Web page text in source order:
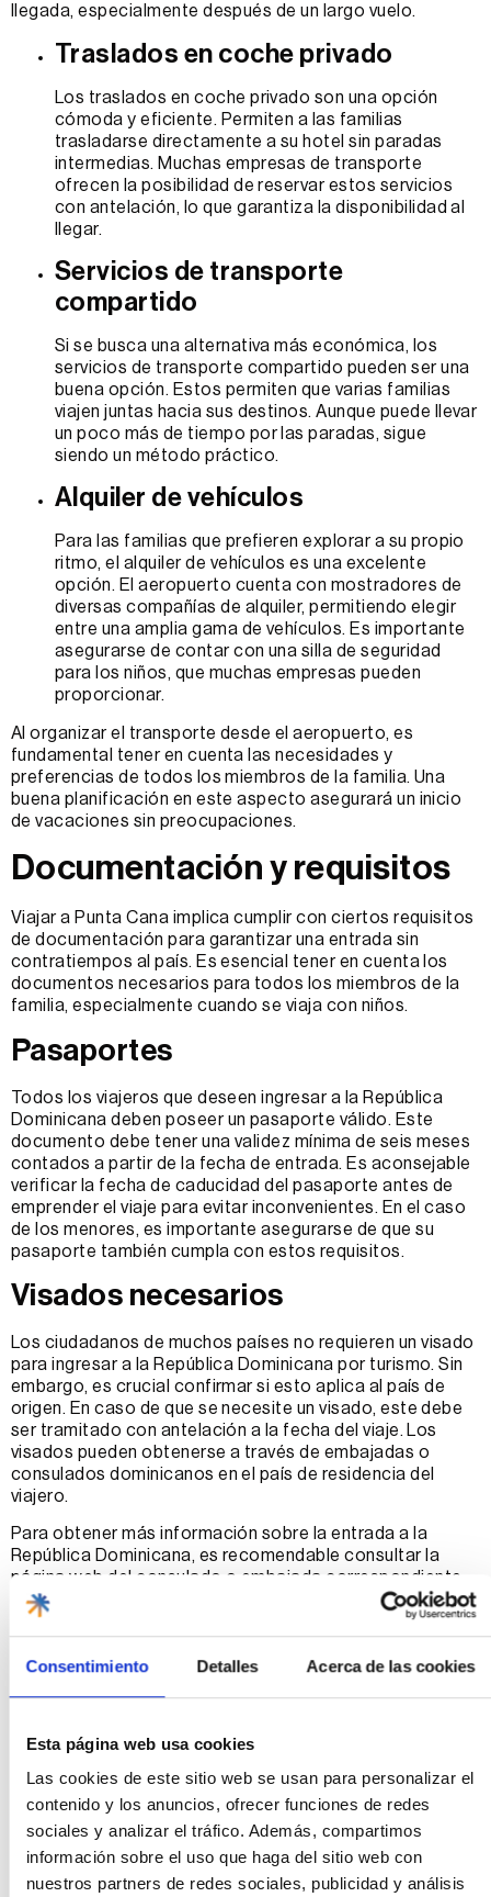
Consentimiento Detalles Acerca de las cookies
Esta página web usa cookies
Las cookies de este sitio web se usan para personalizar el
contenido y los anuncios, ofrecer funciones de redes
sociales y analizar el tráfico. Además, compartimos
información sobre el uso que haga del sitio web con
nuestros partners de redes sociales, publicidad y análisis
llegada, especialmente después de un largo vuelo.
Traslados en coche privado
Los traslados en coche privado son una opción
cómoda y eficiente. Permiten a las familias
trasladarse directamente a su hotel sin paradas
intermedias. Muchas empresas de transporte
ofrecen la posibilidad de reservar estos servicios
con antelación, lo que garantiza la disponibilidad al
llegar.
Servicios de transporte
compartido
Si se busca una alternativa más económica, los
servicios de transporte compartido pueden ser una
buena opción. Estos permiten que varias familias
viajen juntas hacia sus destinos. Aunque puede llevar
un poco más de tiempo por las paradas, sigue
siendo un método práctico.
Alquiler de vehículos
Para las familias que prefieren explorar a su propio
ritmo, el alquiler de vehículos es una excelente
opción. El aeropuerto cuenta con mostradores de
diversas compañías de alquiler, permitiendo elegir
entre una amplia gama de vehículos. Es importante
asegurarse de contar con una silla de seguridad
para los niños, que muchas empresas pueden
proporcionar.
Al organizar el transporte desde el aeropuerto, es
fundamental tener en cuenta las necesidades y
preferencias de todos los miembros de la familia. Una
buena planificación en este aspecto asegurará un inicio
de vacaciones sin preocupaciones.
Documentación y requisitos
Viajar a Punta Cana implica cumplir con ciertos requisitos
de documentación para garantizar una entrada sin
contratiempos al país. Es esencial tener en cuenta los
documentos necesarios para todos los miembros de la
familia, especialmente cuando se viaja con niños.
Pasaportes
Todos los viajeros que deseen ingresar a la República
Dominicana deben poseer un pasaporte válido. Este
documento debe tener una validez mínima de seis meses
contados a partir de la fecha de entrada. Es aconsejable
verificar la fecha de caducidad del pasaporte antes de
emprender el viaje para evitar inconvenientes. En el caso
de los menores, es importante asegurarse de que su
pasaporte también cumpla con estos requisitos.
Visados necesarios
Los ciudadanos de muchos países no requieren un visado
para ingresar a la República Dominicana por turismo. Sin
embargo, es crucial confirmar si esto aplica al país de
origen. En caso de que se necesite un visado, este debe
ser tramitado con antelación a la fecha del viaje. Los
visados pueden obtenerse a través de embajadas o
consulados dominicanos en el país de residencia del
viajero.
Para obtener más información sobre la entrada a la
República Dominicana, es recomendable consultar la
página web del consulado o embajada correspondiente,
donde se pueden encontrar detalles actualizados sobre
los requisitos específicos de entrada.
Preparar el equipaje
emprender un viaje familiar a Punta Cana. Es esencial
diversión de todos los miembros de la familia durante la
estancia.
Ropa y accesorios